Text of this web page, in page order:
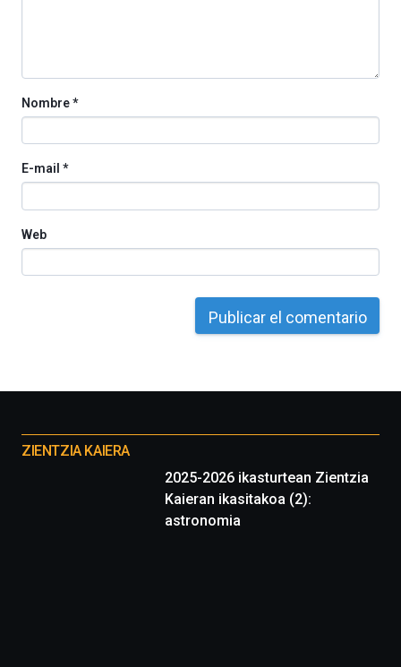
Nombre*
E-mail *
Web
proyectos
ZIENTZIA KAIERA
2025-2026 ikasturtean Zientzia
Kaieran ikasitakoa (2):
astronomia